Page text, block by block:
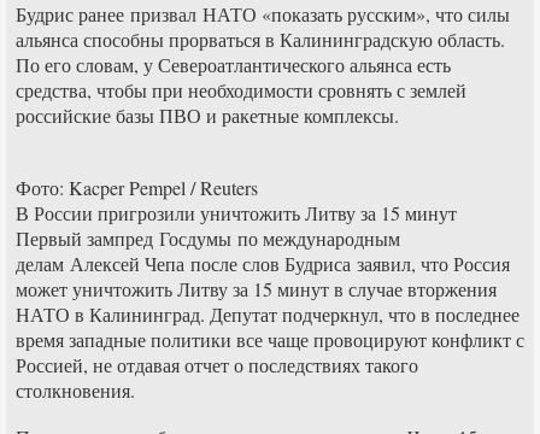
Будрис ранее призвал НАТО «показать русским», что силы
альянса способны прорваться в Калининградскую область.
По его словам, у Североатлантического альянса есть
средства, чтобы при необходимости сровнять с землей
российские базы ПВО и ракетные комплексы.
Фото: Kacper Pempel / Reuters
В России пригрозили уничтожить Литву за 15 минут
Первый зампред Госдумы по международным
делам Алексей Чепа после слов Будриса заявил, что Россия
может уничтожить Литву за 15 минут в случае вторжения
НАТО в Калининград. Депутат подчеркнул, что в последнее
время западные политики все чаще провоцируют конфликт с
Россией, не отдавая отчет о последствиях такого
столкновения.